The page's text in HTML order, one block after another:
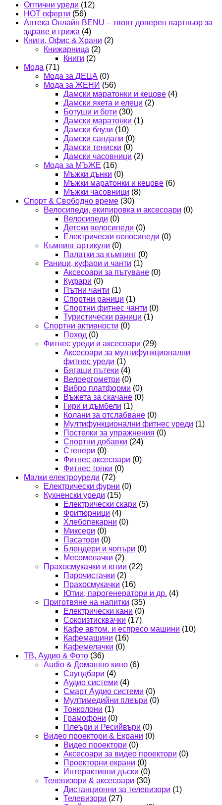
Оптични уреди (12)
HOT оферти (56)
Аптека Онлайн BENU – твоят доверен партньор за
здраве и грижа (4)
Книги, Офис & Храни (2)
Книжарница (2)
Книги (2)
Мода (71)
Мода за ДЕЦА (0)
Мода за ЖЕНИ (56)
Дамски маратонки и кецове (4)
Дамски якета и елеци (2)
Ботуши и боти (30)
Дамски маратонки (1)
Дамски блузи (10)
Дамски сандали (0)
Дамски тениски (0)
Дамски часовници (2)
Мода за МЪЖЕ (16)
Мъжки дънки (0)
Мъжки маратонки и кецове (6)
Мъжки часовници (8)
Спорт & Свободно време (30)
Велосипеди, екипировка и аксесоари (0)
Велосипеди (0)
Детски велосипеди (0)
Електрически велосипеди (0)
Къмпинг артикули (0)
Палатки за къмпинг (0)
Раници, куфари и чанти (1)
Аксесоари за пътуване (0)
Куфари (0)
Пътни чанти (1)
Спортни раници (1)
Спортни фитнес чанти (0)
Туристически раници (1)
Спортни активности (0)
Поход (0)
Фитнес уреди и аксесоари (29)
Аксесоари за мултифункционални
фитнес уреди (1)
Бягащи пътеки (4)
Велоергометри (0)
Вибро платформи (0)
Въжета за скачане (0)
Гири и дъмбели (1)
Колани за отслабване (0)
Мултифункционални фитнес уреди (1)
Постелки за упражнения (0)
Спортни добавки (24)
Степери (0)
Фитнес аксесоари (0)
Фитнес топки (0)
Малки електроуреди (72)
Електрически фурни (0)
Кухненски уреди (15)
Електрически скари (5)
Фритюрници (4)
Хлебопекарни (0)
Миксери (0)
Пасатори (0)
Блендери и чопъри (0)
Месомелачки (2)
Прахосмукачки и ютии (22)
Парочистачки (2)
Прахосмукачки (16)
Ютии, парогенератори и др. (4)
Приготвяне на напитки (35)
Електрически кани (0)
Сокоизтисквачки (17)
Кафе автом. и еспресо машини (10)
Кафемашини (16)
Кафемелачки (0)
ТВ, Аудио & Фото (36)
Audio & Домашно кино (6)
Саундбари (4)
Аудио системи (4)
Смарт Аудио системи (0)
Мултимедийни плеъри (0)
Тонколони (1)
Грамофони (0)
Плеъри и Ресийвъри (0)
Видео проектори & Екрани (0)
Видео проектори (0)
Аксесоари за видео проектори (0)
Проекторни екрани (0)
Интерактивни дъски (0)
Телевизори & аксесоари (30)
Дистанционни за телевизори (1)
Телевизори (27)